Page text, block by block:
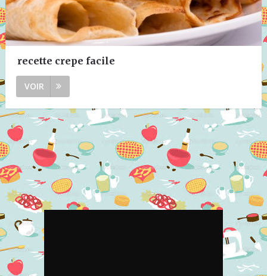
recette crepe facile
VOIR